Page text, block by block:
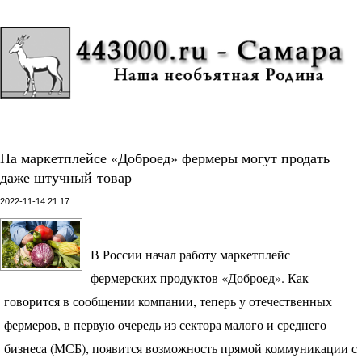
На маркетплейсе «Доброед» фермеры могут продать
даже штучный товар
2022-11-14 21:17
В России начал работу маркетплейс
фермерских продуктов «Доброед». Как
говорится в сообщении компании, теперь у отечественных
фермеров, в первую очередь из сектора малого и среднего
бизнеса (МСБ), появится возможность прямой коммуникации с